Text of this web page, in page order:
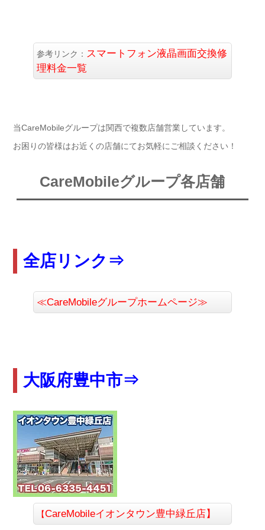
参考リンク： スマートフォン液晶画面交換修
理料金一覧
当CareMobileグループは関西で複数店舗営業しています。
お困りの皆様はお近くの店舗にてお気軽にご相談ください！
CareMobileグループ各店舗
全店リンク⇒
≪CareMobileグループホームページ≫
大阪府豊中市⇒
【CareMobileイオンタウン豊中緑丘店】